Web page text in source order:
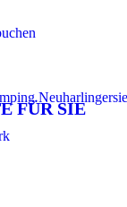
FÜR SIE